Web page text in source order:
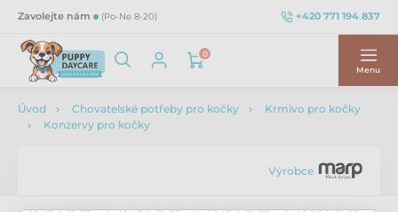
Zavolejte nám (Po-Ne 8-20) +420 771 194 837
0
Menu
Úvod Chovatelské potřeby pro kočky
Krmivo pro kočky
Konzervy pro kočky
Výrobce